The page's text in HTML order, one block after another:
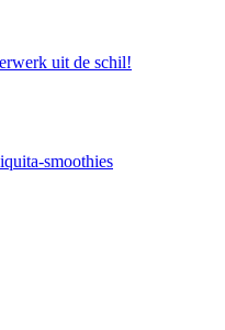
uit de schil!
smoothies